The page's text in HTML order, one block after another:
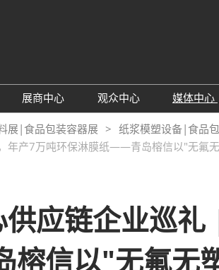
图
展商中心
参展申请
为何参展
观众中心
观众预登记
TAP特邀买家商贸配
媒体中心
展会
行业
订阅
展|食品包装容器展
纸浆模塑设备|食品
年产7万吨环保淋膜纸——青岛榕信以"无氟
供应链企业巡
信以"无氟无